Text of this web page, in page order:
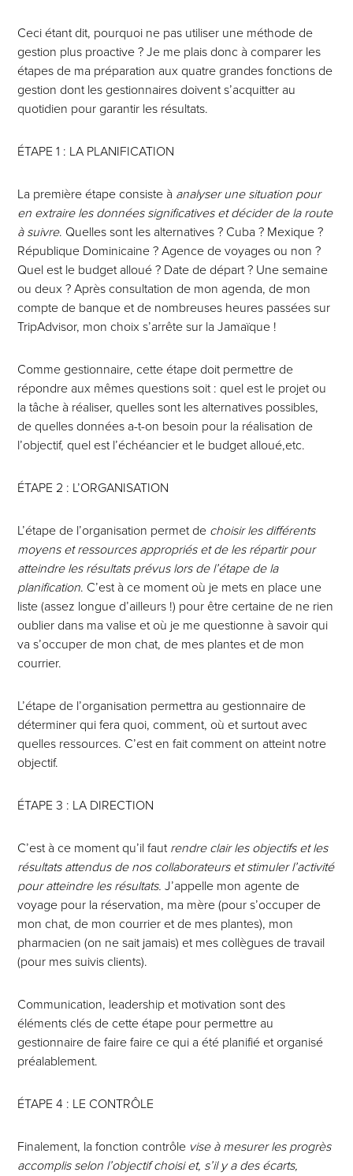
Ceci étant dit, pourquoi ne pas utiliser une méthode de
gestion plus proactive ? Je me plais donc à comparer les
étapes de ma préparation aux quatre grandes fonctions de
gestion dont les gestionnaires doivent s’acquitter au
quotidien pour garantir les résultats.
ÉTAPE 1 : LA PLANIFICATION
La première étape consiste à analyser une situation pour
en extraire les données significatives et décider de la route
à suivre. Quelles sont les alternatives ? Cuba ? Mexique ?
République Dominicaine ? Agence de voyages ou non ?
Quel est le budget alloué ? Date de départ ? Une semaine
ou deux ? Après consultation de mon agenda, de mon
compte de banque et de nombreuses heures passées sur
TripAdvisor, mon choix s’arrête sur la Jamaïque !
Comme gestionnaire, cette étape doit permettre de
répondre aux mêmes questions soit : quel est le projet ou
la tâche à réaliser, quelles sont les alternatives possibles,
de quelles données a-t-on besoin pour la réalisation de
l’objectif, quel est l’échéancier et le budget alloué,etc.
ÉTAPE 2 : L’ORGANISATION
L’étape de l’organisation permet de choisir les différents
moyens et ressources appropriés et de les répartir pour
atteindre les résultats prévus lors de l’étape de la
planification. C’est à ce moment où je mets en place une
liste (assez longue d’ailleurs !) pour être certaine de ne rien
oublier dans ma valise et où je me questionne à savoir qui
va s’occuper de mon chat, de mes plantes et de mon
courrier.
L’étape de l’organisation permettra au gestionnaire de
déterminer qui fera quoi, comment, où et surtout avec
quelles ressources. C’est en fait comment on atteint notre
objectif.
ÉTAPE 3 : LA DIRECTION
C’est à ce moment qu’il faut rendre clair les objectifs et les
résultats attendus de nos collaborateurs et stimuler l’activité
pour atteindre les résultats. J’appelle mon agente de
voyage pour la réservation, ma mère (pour s’occuper de
mon chat, de mon courrier et de mes plantes), mon
pharmacien (on ne sait jamais) et mes collègues de travail
(pour mes suivis clients).
Communication, leadership et motivation sont des
éléments clés de cette étape pour permettre au
gestionnaire de faire faire ce qui a été planifié et organisé
préalablement.
ÉTAPE 4 : LE CONTRÔLE
Finalement, la fonction contrôle vise à mesurer les progrès
accomplis selon l’objectif choisi et, s’il y a des écarts,